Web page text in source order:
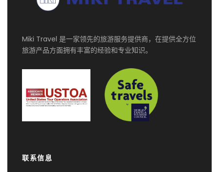
for 10 hours
第三天 罗马 - 那不勒斯
Upon arrival, transfer to your hotel. Free time to
explore Naples. You may want to visit
attractions like the New Castle, Piazza Plebiscito,
the Fountain of Neptune and much more
Private vehicle with English speaking driver guide
第四天
Miki Travel 是一家领先的旅游服务提供商，在提供全方位
旅游产品方面拥有丰富的经验和专业知识。
联系信息